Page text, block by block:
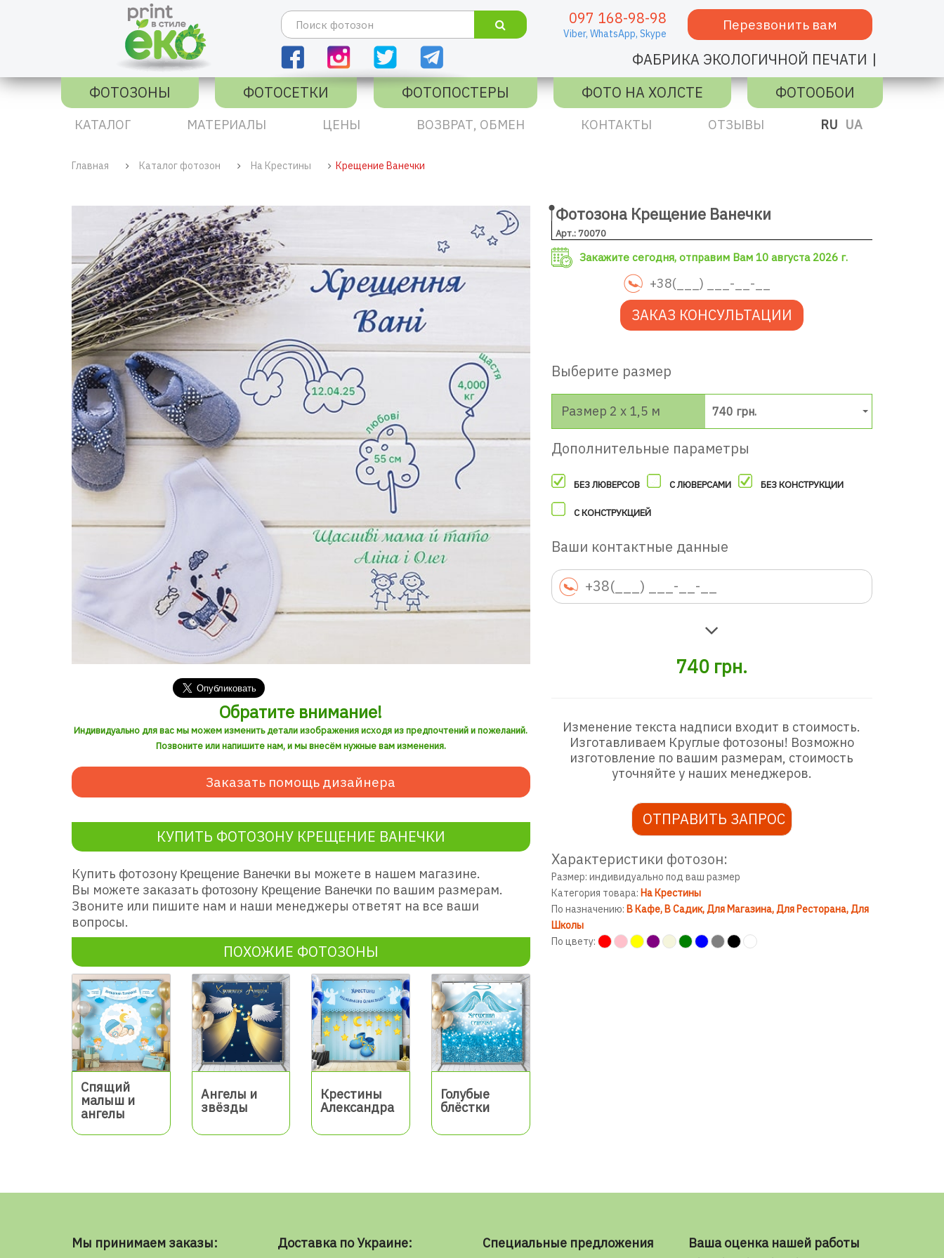
097 168-98-98
Viber, WhatsApp, Skype
Перезвонить вам
ФАБРИКА ЭКОЛОГИЧНОЙ ПЕЧАТИ |
ФОТОЗОНЫ
ФОТОСЕТКИ ФОТОПОСТЕРЫ ФОТО НА ХОЛСТЕ ФОТООБОИ
КАТАЛОГ МАТЕРИАЛЫ ЦЕНЫ ВОЗВРАТ, ОБМЕН КОНТАКТЫ ОТЗЫВЫ RU UA
Главная Каталог фотозон На Крестины Крещение Ванечки
Обратите внимание!
Индивидуально для вас мы можем изменить детали изображения исходя из предпочтений и пожеланий.
Позвоните или напишите нам, и мы внесём нужные вам изменения.
Заказать помощь дизайнера
КУПИТЬ ФОТОЗОНУ КРЕЩЕНИЕ ВАНЕЧКИ
Купить фотозону Крещение Ванечки вы можете в нашем магазине.
Вы можете заказать фотозону Крещение Ванечки по вашим размерам.
Звоните или пишите нам и наши менеджеры ответят на все ваши
вопросы.
ПОХОЖИЕ ФОТОЗОНЫ
Спящий
малыш и
ангелы
Ангелы и
звёзды
Крестины
Александра
Голубые
блёстки
Фотозона Крещение Ванечки
Арт.: 70070
Закажите сегодня, отправим Вам 10 августа 2026 г.
ЗАКАЗ КОНСУЛЬТАЦИИ
Выберите размер
Размер 2 х 1,5 м 740 грн.
Дополнительные параметры
БЕЗ ЛЮВЕРСОВ С ЛЮВЕРСАМИ БЕЗ КОНСТРУКЦИИ
С КОНСТРУКЦИЕЙ
Ваши контактные данные
740 грн.
Изменение текста надписи входит в стоимость.
Изготавливаем Круглые фотозоны! Возможно
изготовление по вашим размерам, стоимость
уточняйте у наших менеджеров.
ОТПРАВИТЬ ЗАПРОС
Характеристики фотозон:
Размер: индивидуально под ваш размер
Категория товара: На Крестины
По назначению: В Кафе В Садик Для Магазина Для Ресторана Для
Школы
По цвету:
Мы принимаем заказы:
Доставка по Украине:
Специальные предложения
Ваша оценка нашей работы